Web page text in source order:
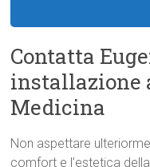
Contatta
installazione
Medicina
Non aspettare
comfort e l’estetica